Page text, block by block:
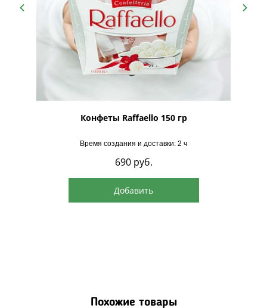
Конфеты Raffaello 150 гр
Время создания и доставки: 2 ч
690 руб.
Добавить
Похожие товары